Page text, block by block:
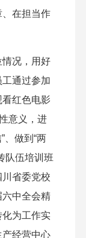
在担当作
况，用好
通过参加
红色电影
意义，进
、做到“两
队伍培训班
省委党校
中全会精
为工作实
经营中心